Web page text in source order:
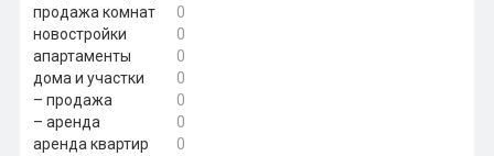
продажа комнат
0
новостройки
0
апартаменты
0
дома и участки
0
– продажа
0
– аренда
0
аренда квартир
0